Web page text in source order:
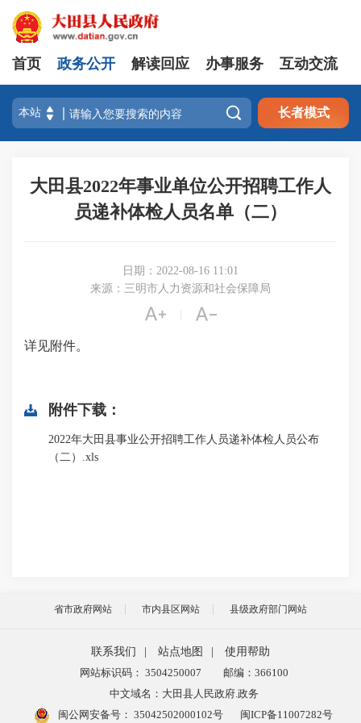
首页 政务公开 解读回应 办事服务 互动交流
 长者模式
大田县2022年事业单位公开招聘工作人
员递补体检人员名单（二）
日期：2022-08-16 11:01
来源：三明市人力资源和社会保障局
 
详见附件。
附件下载：
2022年大田县事业公开招聘工作人员递补体检人员公布
（二）.xls
省市政府网站 市内县区网站 县级政府部门网站
联系我们 站点地图
使用帮助
网站标识码： 3504250007
邮编：366100
中文域名：大田县人民政府.政务
闽公网安备号： 35042502000102号 闽ICP备11007282号